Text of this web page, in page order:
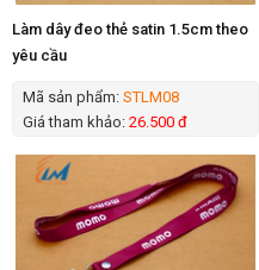
Làm dây đeo thẻ satin 1.5cm theo
yêu cầu
Mã sản phẩm: STLM08
Giá tham khảo: 26.500 đ